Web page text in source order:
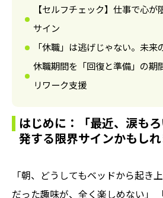
【セルフチェック】仕事で心
サイン
「休職」は逃げじゃない。未
休職期間を「回復と準備」の期
リワーク支援
はじめに：「最近、涙も
発する限界サインかもし
「朝、どうしてもベッドから起き
だった趣味が、全く楽しめない」